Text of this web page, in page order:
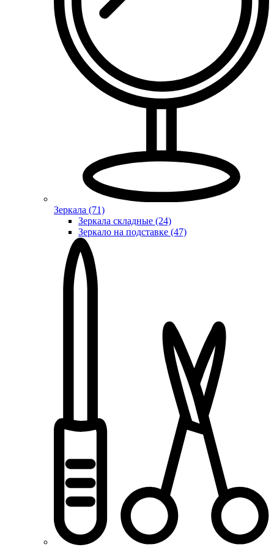
Зеркала (71)
Зеркала складные (24)
Зеркало на подставке (47)